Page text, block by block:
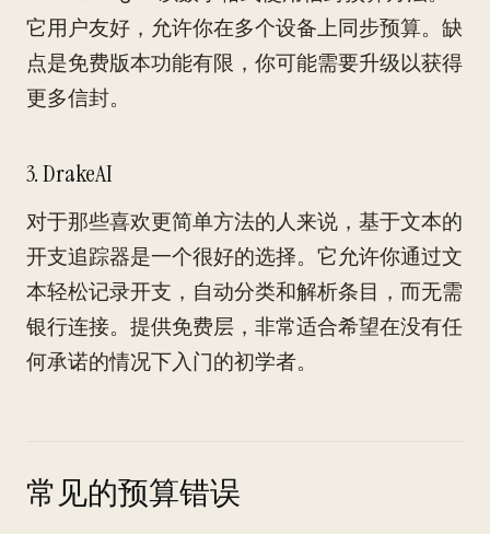
它用户友好，允许你在多个设备上同步预算。缺
点是免费版本功能有限，你可能需要升级以获得
更多信封。
3. DrakeAI
对于那些喜欢更简单方法的人来说，基于文本的
开支追踪器是一个很好的选择。它允许你通过文
本轻松记录开支，自动分类和解析条目，而无需
银行连接。提供免费层，非常适合希望在没有任
何承诺的情况下入门的初学者。
常见的预算错误